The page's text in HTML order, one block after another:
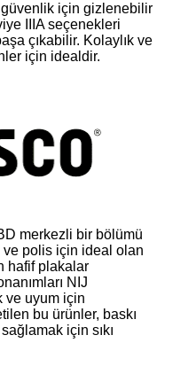
güvenlik için gizlenebilir
IIIA seçenekleri
çıkabilir. Kolaylık ve
için idealdir.
merkezli bir bölümü
polis için ideal olan
hafif plakalar
NIJ
ve uyum için
bu ürünler, baskı
için sıkı